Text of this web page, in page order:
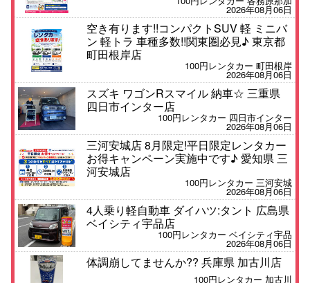
2026年08月06日
空き有ります!!コンパクトSUV 軽 ミニバ
ン 軽トラ 車種多数!!関東圏必見♪ 東京都
町田根岸店
100円レンタカー 町田根岸
2026年08月06日
スズキ ワゴンRスマイル 納車☆ 三重県
四日市インター店
100円レンタカー 四日市インター
2026年08月06日
三河安城店 8月限定!平日限定レンタカー
お得キャンペーン実施中です♪ 愛知県 三
河安城店
100円レンタカー 三河安城
2026年08月06日
4人乗り軽自動車 ダイハツ:タント 広島県
ベイシティ宇品店
100円レンタカー ベイシティ宇品
2026年08月06日
体調崩してませんか?? 兵庫県 加古川店
100円レンタカー 加古川